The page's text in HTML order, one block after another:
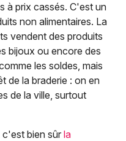
à prix cassés. C'est un
non alimentaires. La
vendent des produits
bijoux ou encore des
les soldes, mais
de la braderie : on en
de la ville, surtout
c'est bien sûr la